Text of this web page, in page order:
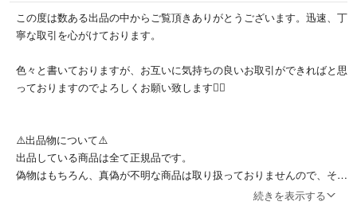
#ベアブリック
#ベアブリック100&400%
#ベアブリック1000%
この度は数ある出品の中からご覧頂きありがとうございます。迅速、丁
寧な取引を心がけております。
色々と書いておりますが、お互いに気持ちの良いお取引ができればと思
っておりますのでよろしくお願い致します🙇‍♂️
⚠️出品物について⚠️
出品している商品は全て正規品です。
偽物はもちろん、真偽が不明な商品は取り扱っておりませんので、そう
続きを表示する